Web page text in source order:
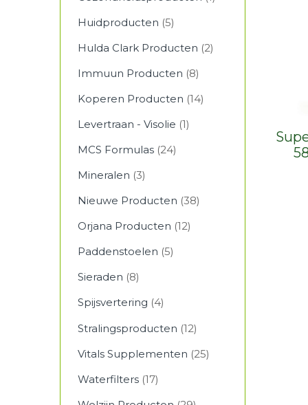
Huidproducten (5)
Hulda Clark Producten (2)
Immuun Producten (8)
Koperen Producten (14)
Levertraan - Visolie (1)
MCS Formulas (24)
Mineralen (3)
Nieuwe Producten (38)
Orjana Producten (12)
Paddenstoelen (5)
Sieraden (8)
Spijsvertering (4)
Stralingsproducten (12)
Vitals Supplementen (25)
Waterfilters (17)